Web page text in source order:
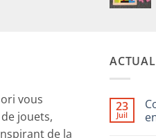
vous
jouets,
de la
23
Juil